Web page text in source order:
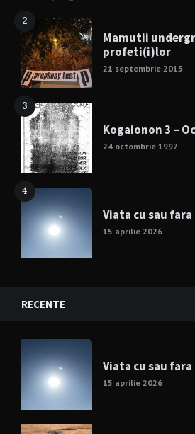
2
Mamutii
profeti(i)lor
21 septembrie 2015
3
Kogaionon 3 –
24 octombrie 1997
4
Viata cu sau fara
15 aprilie 2026
RECENTE
Viata cu sau fara
15 aprilie 2026